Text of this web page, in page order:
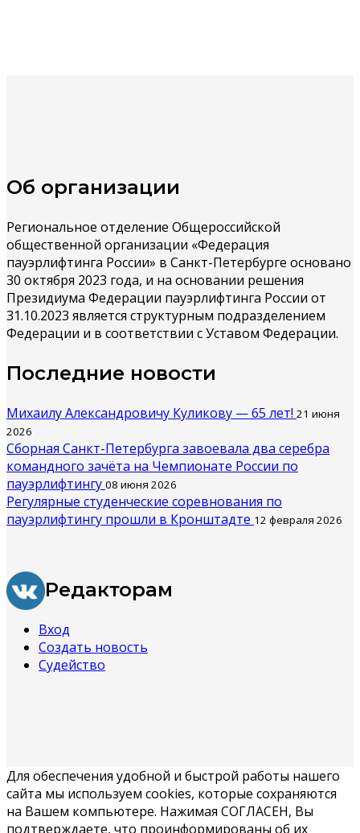
Об организации
Региональное отделение Общероссийской
общественной организации «Федерация
пауэрлифтинга России» в Санкт-Петербурге основано
30 октября 2023 года, и на основании решения
Президиума Федерации пауэрлифтинга России от
31.10.2023 является структурным подразделением
Федерации и в соответствии с Уставом Федерации.
Последние новости
Михаилу Александровичу Куликову — 65 лет! 21 июня
2026
Сборная Санкт-Петербурга завоевала два серебра
командного зачёта на Чемпионате России по
пауэрлифтингу 08 июня 2026
Регулярные студенческие соревнования по
пауэрлифтингу прошли в Кронштадте 12 февраля 2026
Редакторам
Вход
Создать новость
Судейство
Для обеспечения удобной и быстрой работы нашего
сайта мы используем cookies, которые сохраняются
на Вашем компьютере. Нажимая СОГЛАСЕН, Вы
подтверждаете, что проинформированы об их